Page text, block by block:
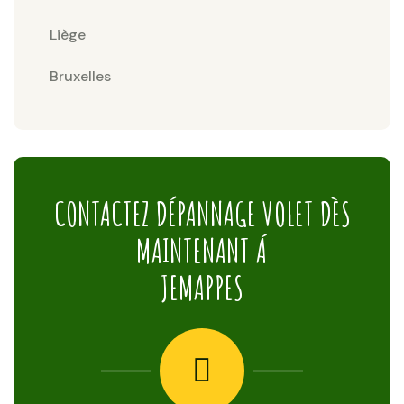
Liège
Bruxelles
CONTACTEZ DÉPANNAGE VOLET DÈS
MAINTENANT Á
JEMAPPES